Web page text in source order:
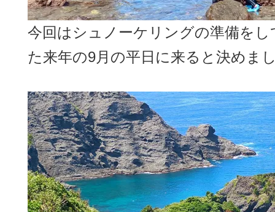
今回はシュノーケリングの準備を
た来年の9月の平日に来ると決めま